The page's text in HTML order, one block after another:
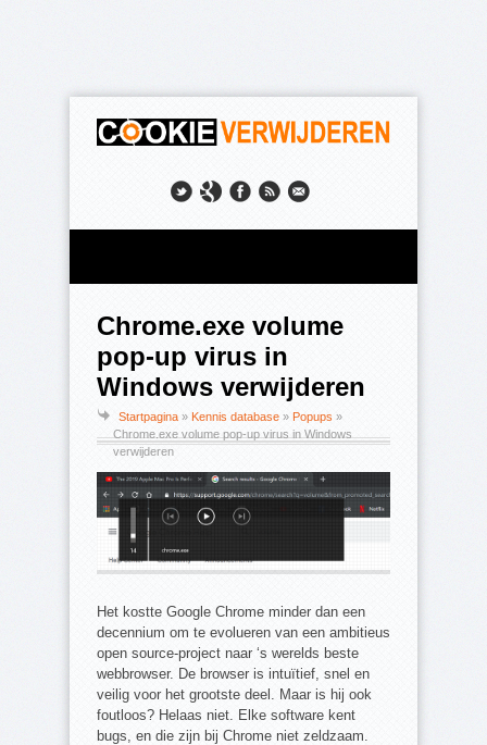
Chrome.exe volume
pop-up virus in
Windows verwijderen
Startpagina » Kennis database » Popups »
Chrome.exe volume pop-up virus in Windows
verwijderen
Het kostte Google Chrome minder dan een
decennium om te evolueren van een ambitieus
open source-project naar ‘s werelds beste
webbrowser. De browser is intuïtief, snel en
veilig voor het grootste deel. Maar is hij ook
foutloos? Helaas niet. Elke software kent
bugs, en die zijn bij Chrome niet zeldzaam.